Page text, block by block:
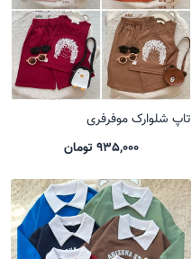
تاپ شلوارک موفرفری
935,000 تومان